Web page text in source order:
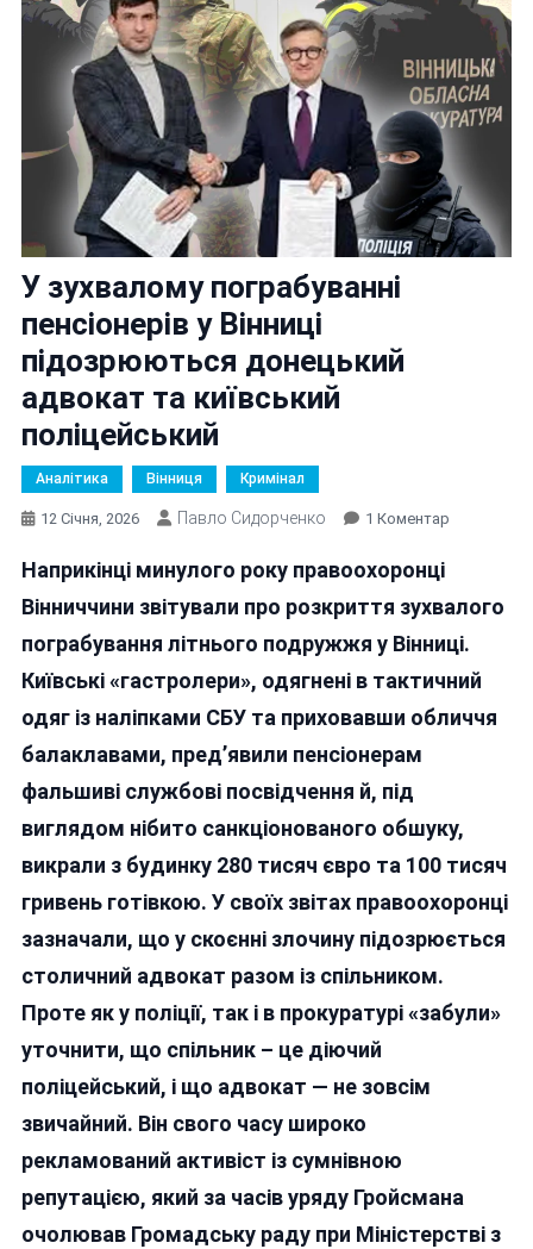
У зухвалому пограбуванні
пенсіонерів у Вінниці
підозрюються донецький
адвокат та київський
поліцейський
Аналітика Вінниця Кримінал
12 Січня, 2026 Павло Сидорченко 1 КоментарДо
У
Вінниці
Наприкінці минулого року правоохоронці
Вінниччини звітували про розкриття зухвалого
пограбування літнього подружжя у Вінниці.
Київські «гастролери», одягнені в тактичний
одяг із наліпками СБУ та приховавши обличчя
балаклавами, пред’явили пенсіонерам
фальшиві службові посвідчення й, під
виглядом нібито санкціонованого обшуку,
викрали з будинку 280 тисяч євро та 100 тисяч
гривень готівкою. У своїх звітах правоохоронці
зазначали, що у скоєнні злочину підозрюється
столичний адвокат разом із спільником.
Проте як у поліції, так і в прокуратурі «забули»
уточнити, що спільник – це діючий
поліцейський, і що адвокат — не зовсім
звичайний. Він свого часу широко
рекламований активіст із сумнівною
репутацією, який за часів уряду Гройсмана
очолював Громадську раду при Міністерстві з